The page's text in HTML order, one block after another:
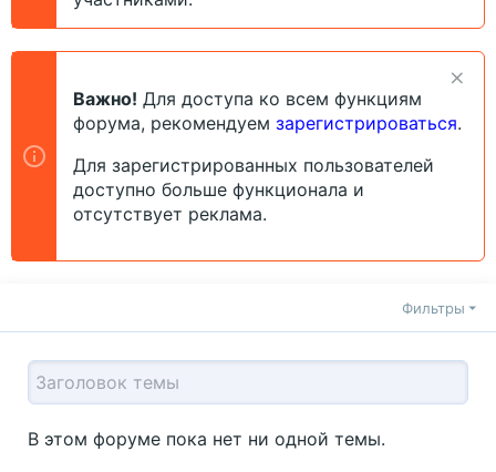
Важно! Для доступа ко всем функциям
форума, рекомендуем зарегистрироваться.
Для зарегистрированных пользователей
доступно больше функционала и
отсутствует реклама.
Фильтры
В этом форуме пока нет ни одной темы.